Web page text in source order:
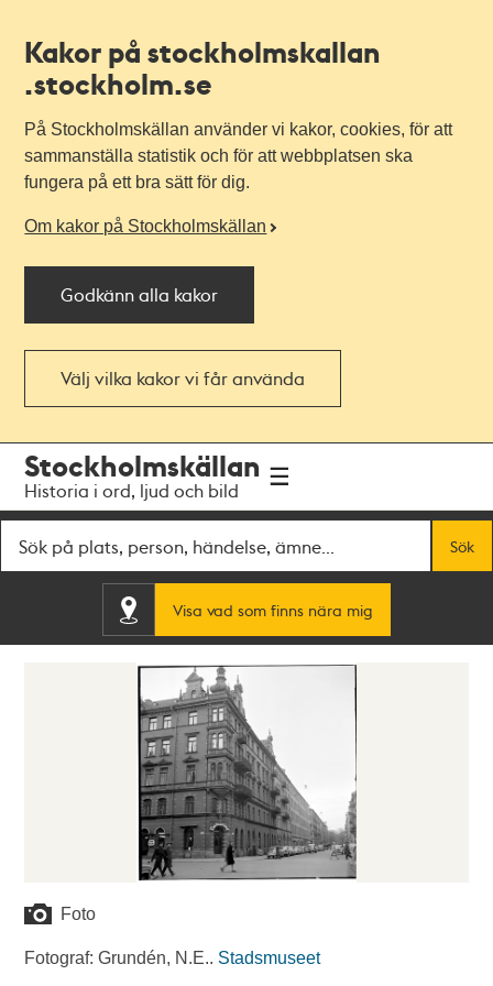
Kakor på stockholmskallan
.stockholm.se
På Stockholmskällan använder vi kakor, cookies, för att
sammanställa statistik och för att webbplatsen ska
fungera på ett bra sätt för dig.
Om kakor på Stockholmskällan
Godkänn alla kakor
Välj vilka kakor vi får använda
navigationen
huvudinnehållet
Stockholmskällan
Historia i ord, ljud och bild
Sök
Visa vad som finns nära mig
Foto
Fotograf: Grundén, N.E.. Stadsmuseet